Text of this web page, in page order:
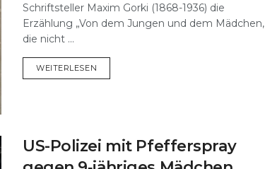
Schriftsteller Maxim Gorki (1868-1936) die
Erzählung „Von dem Jungen und dem Mädchen,
die nicht ...
WEITERLESEN
US-Polizei mit Pfefferspray